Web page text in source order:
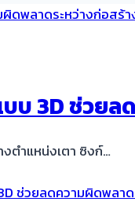
บ 3D ช่วยล
งตำแหน่งเตา ซิงก์…
ช่วยลดความผิดพลาด